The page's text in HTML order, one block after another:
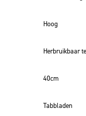
Hoog
Herbruikbaar
40cm
Tabbladen